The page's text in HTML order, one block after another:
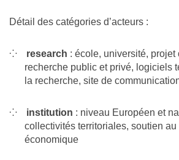
Détail des catégories d’acteurs :
research : école, université,
recherche public et privé, logiciels
la recherche, site de
institution : niveau Européen et
collectivités territoriales, soutien
économique